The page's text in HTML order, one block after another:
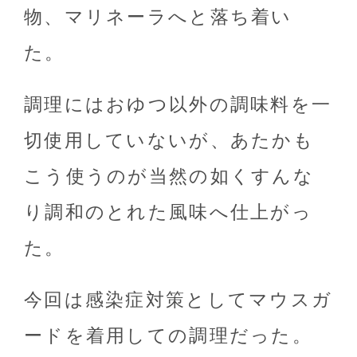
物、マリネーラへと落ち着い
た。
調理にはおゆつ以外の調味料を一
切使用していないが、あたかも
こう使うのが当然の如くすんな
り調和のとれた風味へ仕上がっ
た。
今回は感染症対策としてマウスガ
ードを着用しての調理だった。